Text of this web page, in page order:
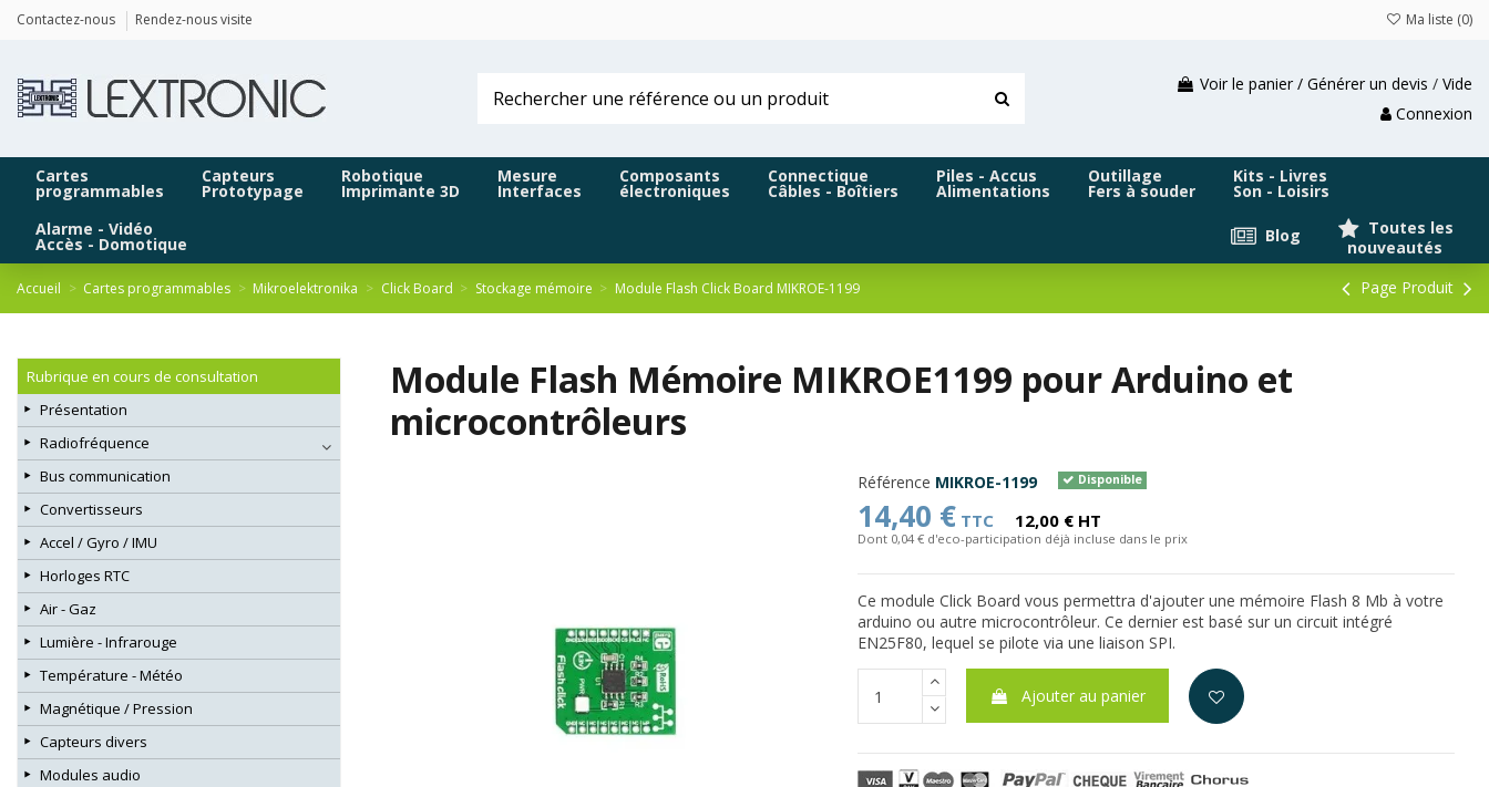
Contactez-nous Rendez-nous visite Ma liste (0)
Voir le panier / Générer un devis / Vide
Connexion
Cartes
programmables
Capteurs
Prototypage
Robotique
Imprimante 3D
Mesure
Interfaces
Composants
électroniques
Connectique
Câbles - Boîtiers
Piles - Accus
Alimentations
Outillage
Fers à souder
Kits - Livres
Son - Loisirs
Alarme - Vidéo
Accès - Domotique
Toutes les
nouveautés
Blog
Accueil Cartes programmables Mikroelektronika Click Board Stockage mémoire Module Flash Click Board MIKROE-1199 Page Produit
Module Flash Mémoire MIKROE1199 pour Arduino et
microcontrôleurs
Référence MIKROE-1199 Disponible
14,40 € TTC 12,00 € HT
Dont 0,04 € d'eco-participation déjà incluse dans le prix
Ce module Click Board vous permettra d'ajouter une mémoire Flash 8 Mb à votre
arduino ou autre microcontrôleur. Ce dernier est basé sur un circuit intégré
EN25F80, lequel se pilote via une liaison SPI.
Ajouter au panier
Rubrique en cours de consultation
Présentation
Radiofréquence
Bus communication
Convertisseurs
Accel / Gyro / IMU
Horloges RTC
Air - Gaz
Lumière - Infrarouge
Température - Météo
Magnétique / Pression
Capteurs divers
Modules audio
Panneau de gestion des cookies